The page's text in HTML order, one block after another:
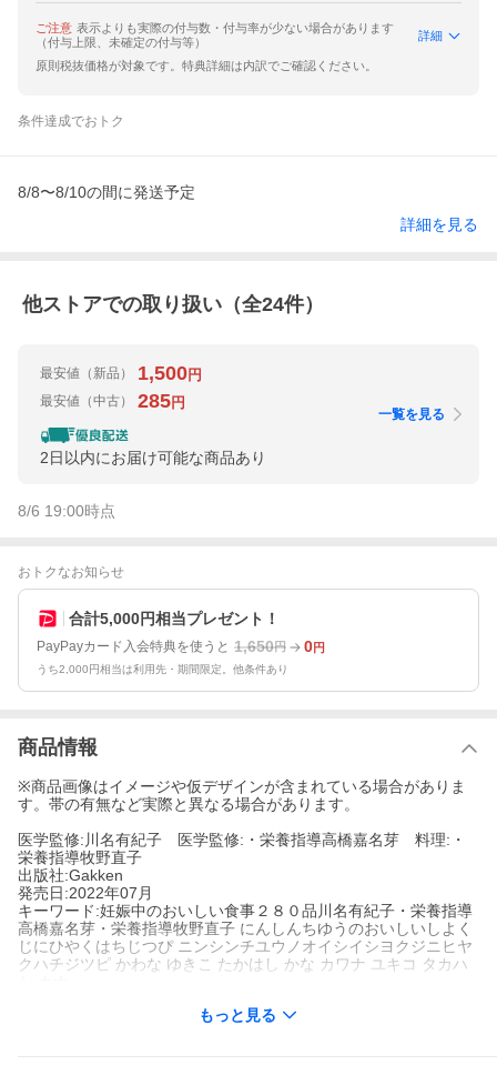
ご注意 表示よりも実際の付与数・付与率が少ない場合があります
（付与上限、未確定の付与等）
詳細
原則税抜価格が対象です。特典詳細は内訳でご確認ください。
条件達成でおトク
8/8〜8/10の間に発送予定
詳細を見る
他ストアでの取り扱い（全24件）
最安値 （新品） 1,500円
最安値 （中古） 285円
2日以内にお届け可能な商品あり
一覧を見る
8/6 19:00時点
おトクなお知らせ
合計5,000円相当プレゼント！
PayPayカード入会特典を使うと 1,650円 0円
うち2,000円相当は利用先・期間限定。他条件あり
商品情報
※商品画像はイメージや仮デザインが含まれている場合がありま
す。帯の有無など実際と異なる場合があります。
医学監修:川名有紀子 医学監修:・栄養指導高橋嘉名芽 料理:・
栄養指導牧野直子
出版社:Gakken
発売日:2022年07月
キーワード:妊娠中のおいしい食事２８０品川名有紀子・栄養指導
高橋嘉名芽・栄養指導牧野直子 にんしんちゆうのおいしいしよく
じにひやくはちじつぴ ニンシンチユウノオイシイシヨクジニヒヤ
クハチジツピ かわな ゆきこ たかはし かな カワナ ユキコ タカハ
もっと見る